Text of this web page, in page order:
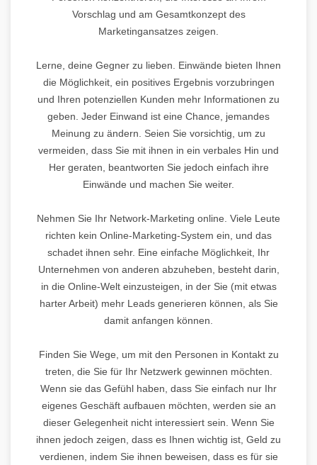
Vorschlag und am Gesamtkonzept des
Marketingansatzes zeigen.
Lerne, deine Gegner zu lieben. Einwände bieten Ihnen
die Möglichkeit, ein positives Ergebnis vorzubringen
und Ihren potenziellen Kunden mehr Informationen zu
geben. Jeder Einwand ist eine Chance, jemandes
Meinung zu ändern. Seien Sie vorsichtig, um zu
vermeiden, dass Sie mit ihnen in ein verbales Hin und
Her geraten, beantworten Sie jedoch einfach ihre
Einwände und machen Sie weiter.
Nehmen Sie Ihr Network-Marketing online. Viele Leute
richten kein Online-Marketing-System ein, und das
schadet ihnen sehr. Eine einfache Möglichkeit, Ihr
Unternehmen von anderen abzuheben, besteht darin,
in die Online-Welt einzusteigen, in der Sie (mit etwas
harter Arbeit) mehr Leads generieren können, als Sie
damit anfangen können.
Finden Sie Wege, um mit den Personen in Kontakt zu
treten, die Sie für Ihr Netzwerk gewinnen möchten.
Wenn sie das Gefühl haben, dass Sie einfach nur Ihr
eigenes Geschäft aufbauen möchten, werden sie an
dieser Gelegenheit nicht interessiert sein. Wenn Sie
ihnen jedoch zeigen, dass es Ihnen wichtig ist, Geld zu
verdienen, indem Sie ihnen beweisen, dass es für sie